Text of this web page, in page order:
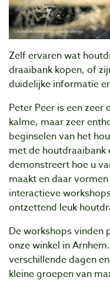
Zelf ervaren wat
draaibank kopen, of
duidelijke informatie
Peter Peer is een
kalme, maar zeer
beginselen van het
met de houtdraaibank
demonstreert hoe u
maakt en daar
interactieve
ontzettend leuk
De workshops vinden
onze winkel in
verschillende dagen
kleine groepen van